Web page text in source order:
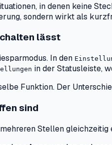
in denen keine
sondern wirkt als
lässt
In den
in der Statusleiste,
Funktion. Der
sind
Stellen gleichzeitig